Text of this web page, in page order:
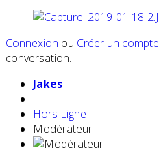
Connexion ou Créer un compte
conversation.
Jakes
Hors Ligne
Modérateur